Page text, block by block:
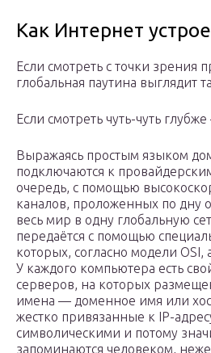
Как Интернет
Если смотреть с точки зрения
глобальная паутина выглядит
Если смотреть чуть-чуть
Выражаясь простым языком
подключаются к
очередь, с помощью
каналов, проложенных по дну
весь мир в одну глобальную
передаётся с помощью
которых, согласно модели
У каждого компьютера есть
серверов, на которых
имена — доменное имя или
жестко привязанные к IP-
символическими и потому
запоминаются человеком,